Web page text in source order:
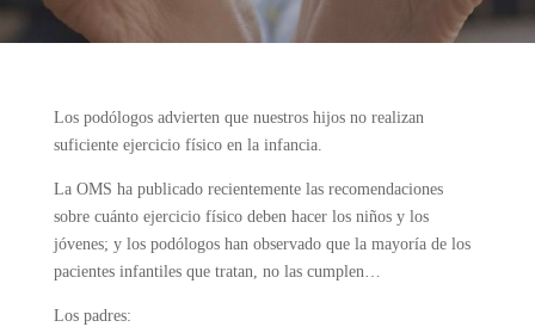
Los podólogos advierten que nuestros hijos no realizan
suficiente ejercicio físico en la infancia.
La OMS ha publicado recientemente las recomendaciones
sobre cuánto ejercicio físico deben hacer los niños y los
jóvenes; y los podólogos han observado que la mayoría de los
pacientes infantiles que tratan, no las cumplen…
Los padres: